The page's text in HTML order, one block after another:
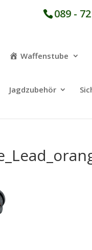
089 -
Waffenstube
Jagdzubehör